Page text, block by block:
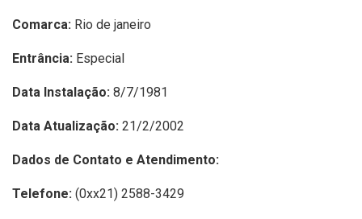
Comarca: Rio de janeiro
Entrância: Especial
Data Instalação: 8/7/1981
Data Atualização: 21/2/2002
Dados de Contato e Atendimento:
Telefone: (0xx21) 2588-3429